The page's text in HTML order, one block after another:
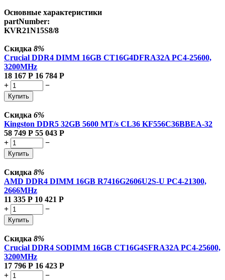
Основные характеристики
partNumber:
KVR21N15S8/8
Скидка 8%
Crucial DDR4 DIMM 16GB CT16G4DFRA32A PC4-25600,
3200MHz
18 167 Р 16 784 Р
+
−
Купить
Скидка 6%
Kingston DDR5 32GB 5600 MT/s CL36 KF556C36BBEA-32
58 749 Р 55 043 Р
+
−
Купить
Скидка 8%
AMD DDR4 DIMM 16GB R7416G2606U2S-U PC4-21300,
2666MHz
11 335 Р 10 421 Р
+
−
Купить
Скидка 8%
Crucial DDR4 SODIMM 16GB CT16G4SFRA32A PC4-25600,
3200MHz
17 796 Р 16 423 Р
+
−